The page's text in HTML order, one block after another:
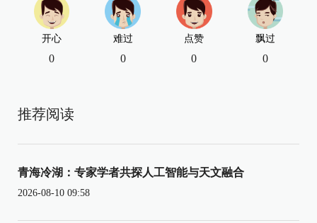
开心
0
难过
0
点赞
0
飘过
0
推荐阅读
青海冷湖：专家学者共探人工智能与天文融合
2026-08-10 09:58